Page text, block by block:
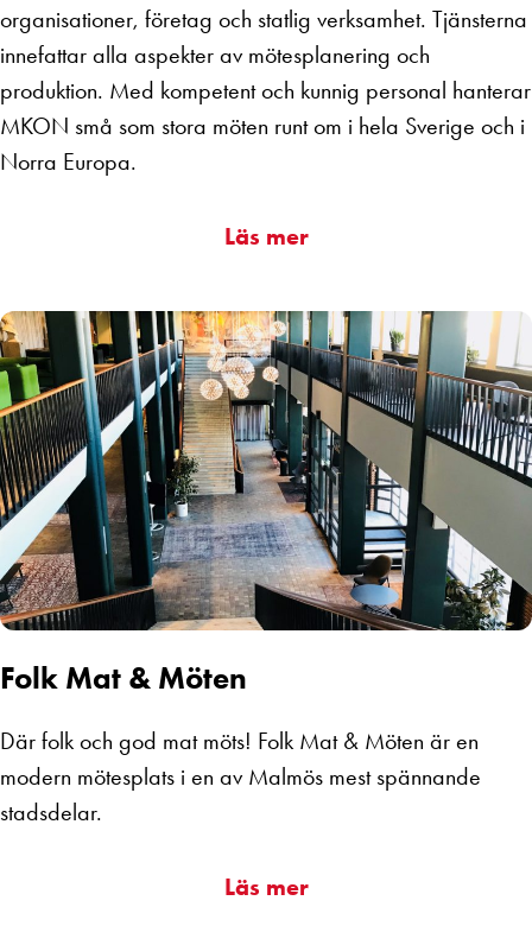
organisationer, företag och statlig verksamhet. Tjänsterna
innefattar alla aspekter av mötesplanering och
produktion. Med kompetent och kunnig personal hanterar
MKON små som stora möten runt om i hela Sverige och i
Norra Europa.
Läs mer
Folk Mat & Möten
Där folk och god mat möts! Folk Mat & Möten är en
modern mötesplats i en av Malmös mest spännande
stadsdelar.
Läs mer